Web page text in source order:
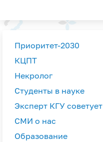
Приоритет-2030
КЦПТ
Некролог
Студенты в науке
Эксперт КГУ советует
СМИ о нас
Образование